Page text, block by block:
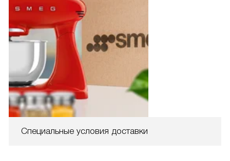
Специальные условия доставки